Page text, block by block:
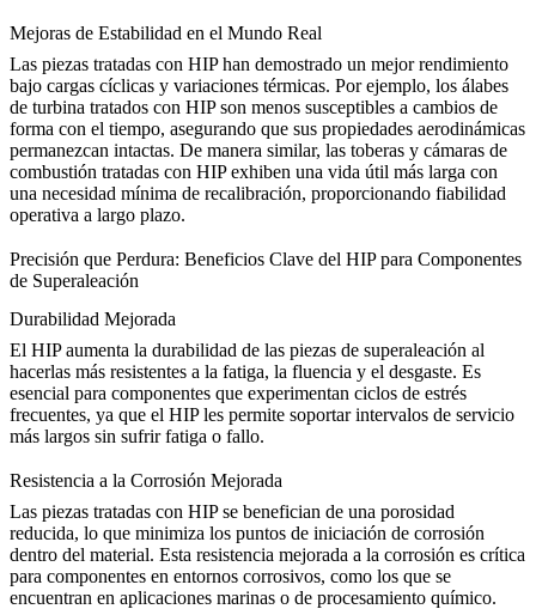
Mejoras de Estabilidad en el Mundo Real
Las piezas tratadas con HIP han demostrado un mejor rendimiento
bajo cargas cíclicas y variaciones térmicas. Por ejemplo, los álabes
de turbina tratados con HIPson menos susceptibles a cambios de
forma con el tiempo, asegurando que sus propiedades aerodinámicas
permanezcan intactas. De manera similar, las toberas y cámaras de
combustión tratadas con HIP exhiben una vida útil más larga con
una necesidad mínima de recalibración, proporcionando fiabilidad
operativa a largo plazo.
Precisión que Perdura: Beneficios Clave del HIP para Componentes
de Superaleación
Durabilidad Mejorada
El HIP aumenta la durabilidad de las piezas de superaleación al
hacerlas más resistentes a la fatiga, la fluencia y el desgaste. Es
esencial para componentes que experimentan ciclos de estrés
frecuentes, ya que el HIP les permite soportar intervalos de servicio
más largos sin sufrir fatiga o fallo.
Resistencia a la Corrosión Mejorada
Las piezas tratadas con HIP se benefician de una porosidad
reducida, lo que minimiza los puntos de iniciación de corrosión
dentro del material. Esta resistencia mejorada a la corrosión es crítica
para componentes en entornos corrosivos, como los que se
encuentran en aplicaciones marinas o de procesamiento químico.